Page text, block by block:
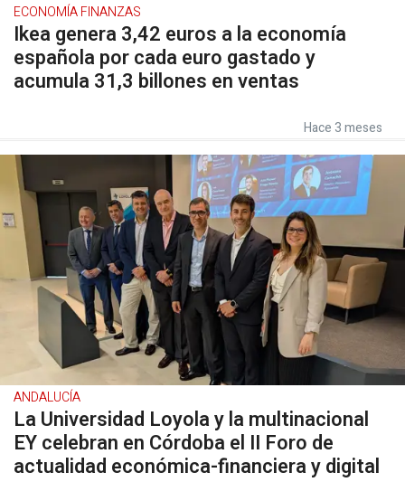
ECONOMÍA FINANZAS
Ikea genera 3,42 euros a la economía
española por cada euro gastado y
acumula 31,3 billones en ventas
Hace 3 meses
ANDALUCÍA
La Universidad Loyola y la multinacional
EY celebran en Córdoba el II Foro de
actualidad económica-financiera y digital